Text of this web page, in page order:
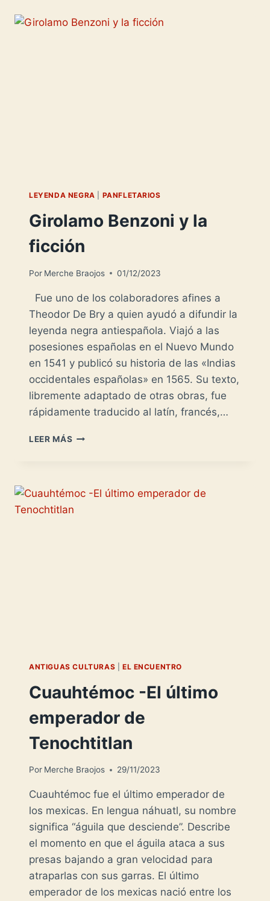
Y
LEYENDA NEGRA PANFLETARIOS
Girolamo Benzoni y la
ficción
Por Merche Braojos 01/12/2023
Fue uno de los colaboradores afines a
Theodor De Bry a quien ayudó a difundir la
leyenda negra antiespañola. Viajó a las
posesiones españolas en el Nuevo Mundo
en 1541 y publicó su historia de las «Indias
occidentales españolas» en 1565. Su texto,
libremente adaptado de otras obras, fue
rápidamente traducido al latín, francés,…
LEER MÁS GIROLAMO
FICCIÓN
ANTIGUAS CULTURAS EL ENCUENTRO
Cuauhtémoc -El último
emperador de
Tenochtitlan
Por Merche Braojos 29/11/2023
Cuauhtémoc fue el último emperador de
los mexicas. En lengua náhuatl, su nombre
significa “águila que desciende”. Describe
el momento en que el águila ataca a sus
presas bajando a gran velocidad para
atraparlas con sus garras. El último
emperador de los mexicas nació entre los